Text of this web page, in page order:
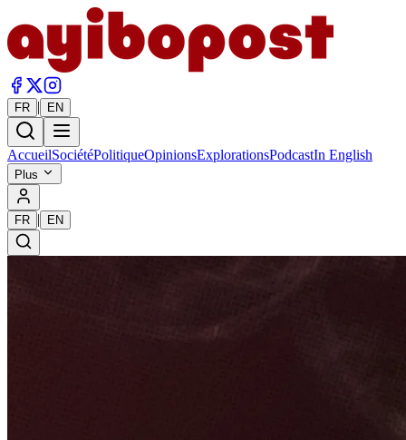
FR | EN
AccueilSociétéPolitiqueOpinionsExplorationsPodcastIn English
Plus
FR | EN